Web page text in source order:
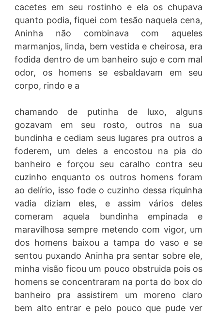
cacetes em seu rostinho e ela os chupava
quanto podia, fiquei com tesão naquela cena,
Aninha não combinava com aqueles
marmanjos, linda, bem vestida e cheirosa, era
fodida dentro de um banheiro sujo e com mal
odor, os homens se esbaldavam em seu
corpo, rindo e a
chamando de putinha de luxo, alguns
gozavam em seu rosto, outros na sua
bundinha e cediam seus lugares pra outros a
foderem, um deles a encostou na pia do
banheiro e forçou seu caralho contra seu
cuzinho enquanto os outros homens foram
ao delírio, isso fode o cuzinho dessa riquinha
vadia diziam eles, e assim vários deles
comeram aquela bundinha empinada e
maravilhosa sempre metendo com vigor, um
dos homens baixou a tampa do vaso e se
sentou puxando Aninha pra sentar sobre ele,
minha visão ficou um pouco obstruida pois os
homens se concentraram na porta do box do
banheiro pra assistirem um moreno claro
bem alto entrar e pelo pouco que pude ver